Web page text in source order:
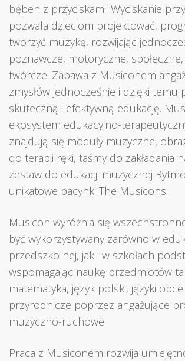
bęben z przyciskami. Wyciskanie
pozwala dzieciom projektować,
tworzyć muzykę, rozwijając
poznawcze, motoryczne,
twórcze. Zabawa z Musiconem
zmysłów jednocześnie i dzięki temu
skuteczną i efektywną edukację.
ekosystem edukacyjno-
znajdują się moduły muzyczne,
do terapii ręki, taśmy do zakładania
zestaw do edukacji muzycznej
unikatowe pacynki The Musicons.
Musicon wyróżnia się
być wykorzystywany zarówno w
przedszkolnej, jak i w szkołach
wspomagając naukę przedmiotów
matematyka, język polski, języki
przyrodnicze poprzez angażujące
muzyczno-ruchowe.
Praca z Musiconem rozwija